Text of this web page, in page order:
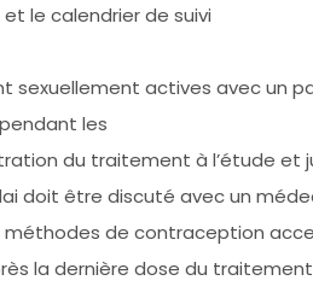
le calendrier de suivi
sexuellement actives avec un
les
du traitement à l’étude et
doit être discuté avec un
de contraception
la dernière dose du traitement